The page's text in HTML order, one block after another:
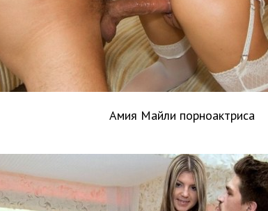
Амия Майли порноактриса